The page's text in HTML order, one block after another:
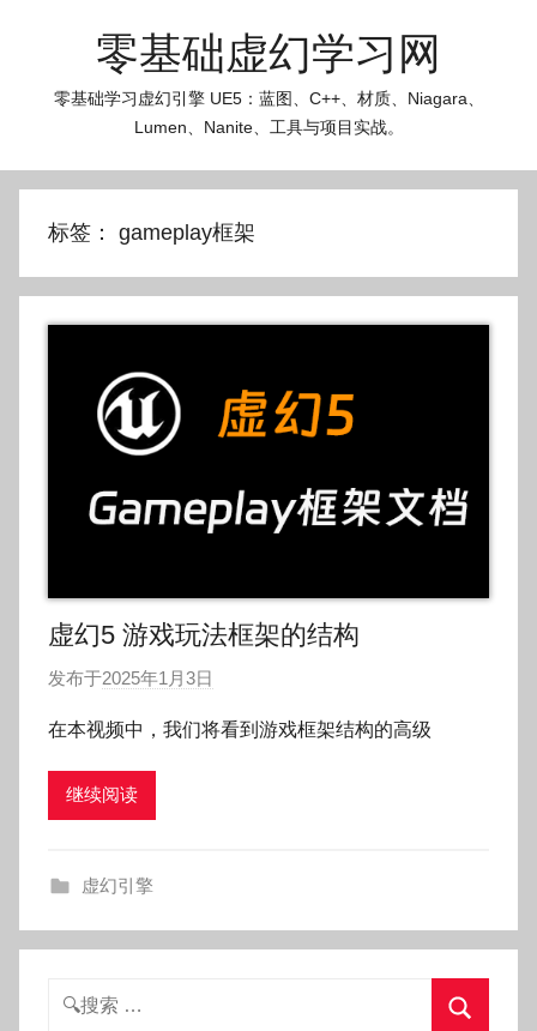
零基础虚幻学习网
零基础学习虚幻引擎 UE5：蓝图、C++、材质、Niagara、
Lumen、Nanite、工具与项目实战。
标签： gameplay框架
虚幻5 游戏玩法框架的结构
发布于2025年1月3日
:
o
在本视频中，我们将看到游戏框架结构的高级
继续阅读
虚幻引擎
搜